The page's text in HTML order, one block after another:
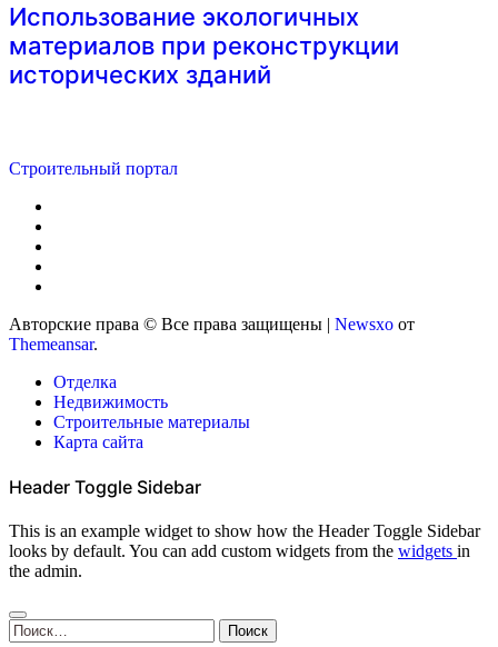
Использование экологичных
материалов при реконструкции
исторических зданий
Строительный портал
Авторские права © Все права защищены | Newsxo от
Themeansar.
Отделка
Недвижимость
Строительные материалы
Карта сайта
Header Toggle Sidebar
This is an example widget to show how the Header Toggle Sidebar
looks by default. You can add custom widgets from the widgets in
the admin.
Найти: